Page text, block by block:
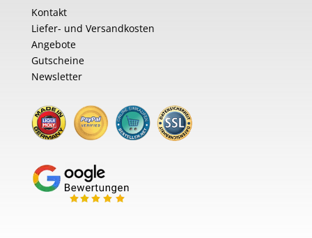
Kontakt
Liefer- und Versandkosten
Angebote
Gutscheine
Newsletter